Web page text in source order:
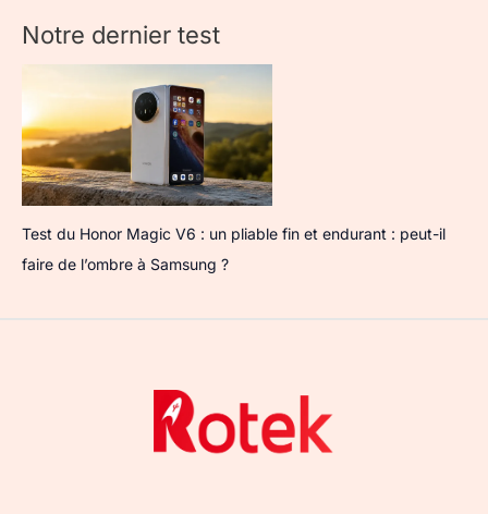
Notre dernier test
Test du Honor Magic V6 : un pliable fin et endurant : peut-il
faire de l’ombre à Samsung ?